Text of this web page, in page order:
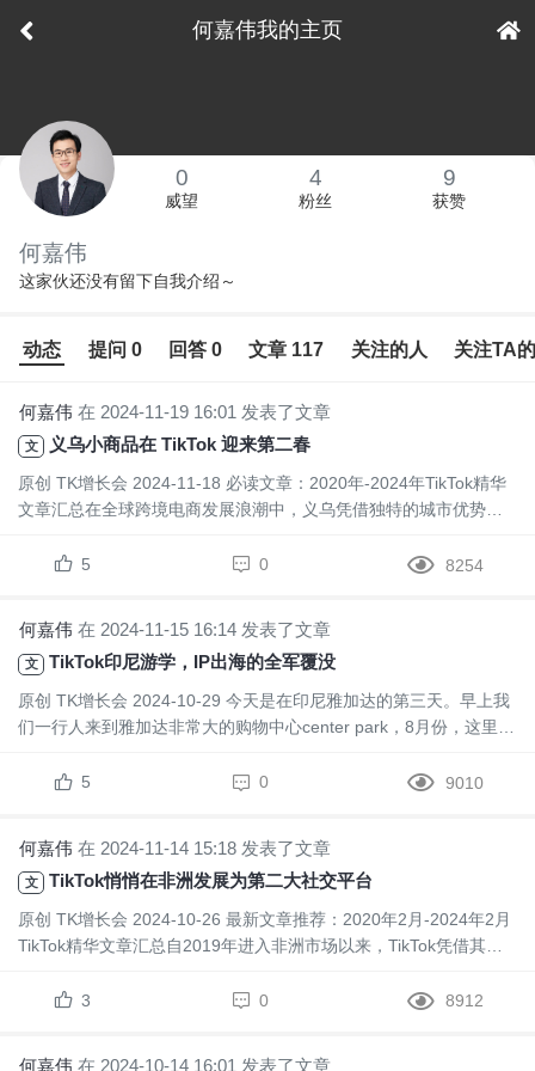
何嘉伟我的主页
下拉刷新
0
威望
4
粉丝
9
获赞
何嘉伟
这家伙还没有留下自我介绍～
动态 提问 0 回答 0 文章 117 关注的人 关注TA
何嘉伟 在 2024-11-19 16:01 发表了文章
文 义乌小商品在 TikTok 迎来第二春
原创 TK增长会 2024-11-18 必读文章：2020年-2024年TikTok精华
文章汇总在全球跨境电商发展浪潮中，义乌凭借独特的城市优势，
5
0 8254
何嘉伟 在 2024-11-15 16:14 发表了文章
文 TikTok印尼游学，IP出海的全军覆没
原创 TK增长会 2024-10-29 今天是在印尼雅加达的第三天。早上我
们一行人来到雅加达非常大的购物中心center park，8月份，这里开
5
0 9010
何嘉伟 在 2024-11-14 15:18 发表了文章
文 TikTok悄悄在非洲发展为第二大社交平台
原创 TK增长会 2024-10-26 最新文章推荐：2020年2月-2024年2月
TikTok精华文章汇总自2019年进入非洲市场以来，TikTok凭借其创
3
0 8912
何嘉伟 在 2024-10-14 16:01 发表了文章